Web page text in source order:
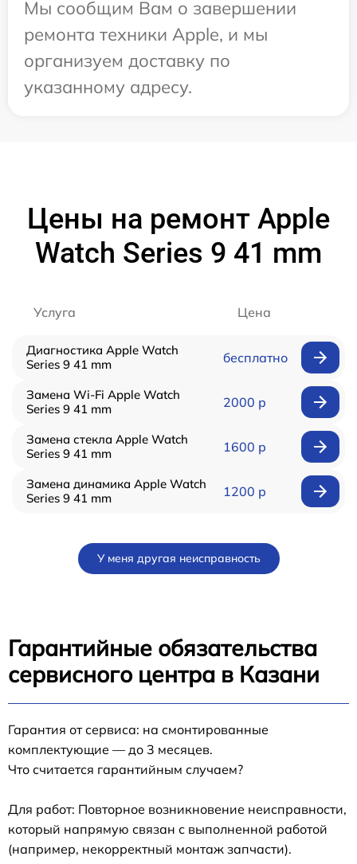
Мы сообщим Вам о завершении
ремонта техники Apple, и мы
организуем доставку по
указанному адресу.
Цены на ремонт Apple
Watch Series 9 41 mm
Услуга Цена
Диагностика Apple Watch
Series 9 41 mm
бесплатно
Замена Wi-Fi Apple Watch
Series 9 41 mm
2000 р
Замена стекла Apple Watch
Series 9 41 mm
1600 р
Замена динамика Apple Watch
Series 9 41 mm
1200 р
У меня другая неисправность
Гарантийные обязательства
сервисного центра в Казани
Гарантия от сервиса: на смонтированные
комплектующие — до 3 месяцев.
Что считается гарантийным случаем?
Для работ: Повторное возникновение неисправности,
который напрямую связан с выполненной работой
(например, некорректный монтаж запчасти).